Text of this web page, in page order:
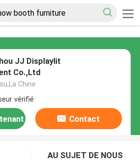
JJ Displaylit
Co.,Ltd
Chine
vérifié
Contact
AU SUJET DE NOUS